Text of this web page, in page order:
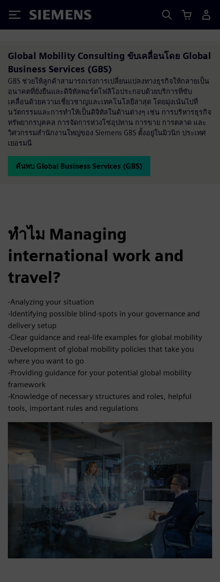
Siemens
Global Mobility Consulting ขับเคลื่อนโดย Global
Business Services (GBS)
GBS ช่วยให้ลูกค้าสามารถเร่งการเปลี่ยนแปลงทางธุรกิจให้กลายเป็น
อนาคตที่ยั่งยืนและดิจิทัลพอร์ตโฟลิโอประกอบด้วยบริการที่ขับ
เคลื่อนด้วยความเชี่ยวชาญและเทคโนโลยีล่าสุด โดยมุ่งเน้นไปที่
นวัตกรรมและการทำให้เป็นดิจิทัลในด้านต่างๆ เช่น การบริหารธุรกิจ
ทรัพยากรบุคคล การจัดการห่วงโซ่อุปทาน การขาย การตลาด และ
วิศวกรรมสำนักงานใหญ่ของ Siemens GBS ตั้งอยู่ในมิวนิก ประเทศ
เยอรมนี
ค้นพบ Global Business Services (GBS)
ทำไม Managing
international work and
travel?
-Analyzing your situation
-Identifying possible blind-spots in your governance and
delivery setup
-Clear guidance and real-life examples for global mobility
-Development of global mobility policies that take you
where you want to go
-Providing guidance for your potential global mobility
framework
-Knowledge of necessary structures and roles, helpful
tools, important rules and regulations